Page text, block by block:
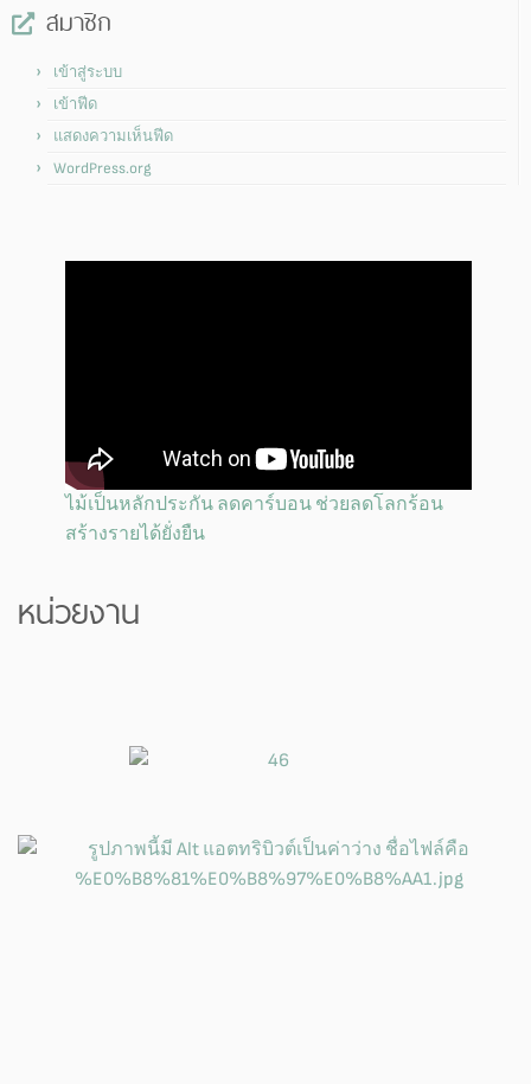
สมาชิก
เข้าสู่ระบบ
เข้าฟีด
แสดงความเห็นฟีด
WordPress.org
ไม้เป็นหลักประกัน ลดคาร์บอน ช่วยลดโลกร้อน
สร้างรายได้ยั่งยืน
หน่วยงาน